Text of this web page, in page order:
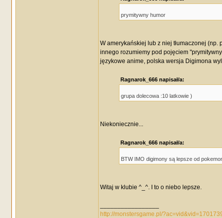
prymitywny humor
W amerykańskiej lub z niej tłumaczonej
innego rozumiemy pod pojęciem
językowe anime, polska wersja Digimona
Ragnarok_666 napisał/a:
grupa dolecowa :10 latkowie )
Niekoniecznie...
Ragnarok_666 napisał/a:
BTW IMO digimony są lepsze od
Witaj w klubie ^_^. I to o niebo lepsze.
http://monstersgame.pl/